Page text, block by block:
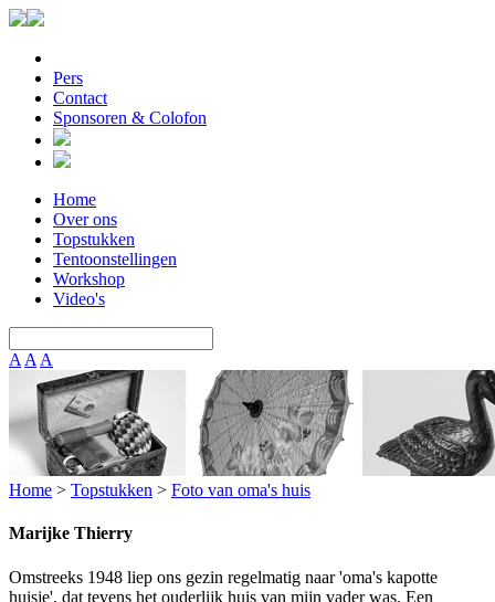
Pers
Contact
Sponsoren & Colofon
Home
Over ons
Topstukken
Tentoonstellingen
Workshop
Video's
A A A
Home > Topstukken > Foto van oma's huis
Marijke Thierry
Omstreeks 1948 liep ons gezin regelmatig naar 'oma's kapotte
huisje', dat tevens het ouderlijk huis van mijn vader was. Een